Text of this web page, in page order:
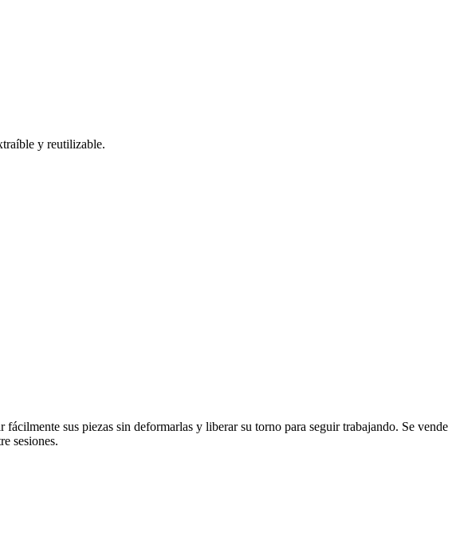
y reutilizable.
sus piezas sin deformarlas y liberar su torno para seguir trabajando. Se vende
sesiones.